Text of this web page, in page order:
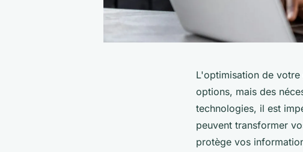
L'optimisation de
options, mais des
technologies, il est
peuvent transformer
protège vos